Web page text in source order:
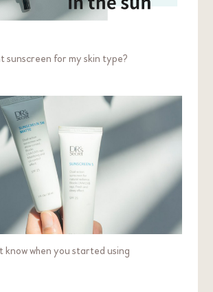
sunscreen for my skin type?
know when you started using